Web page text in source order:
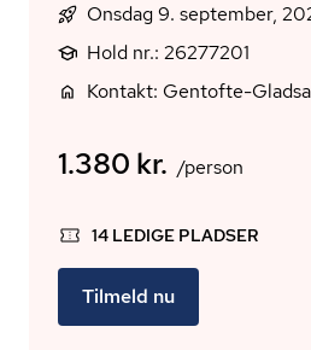
Onsdag 9. september,
Hold nr.: 26277201
Kontakt: Gentofte-
1.380 kr. /person
14 LEDIGE PLADSER
Tilmeld nu